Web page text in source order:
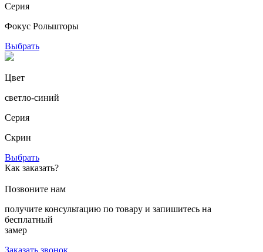
Серия
Фокус Рольшторы
Выбрать
Цвет
светло-синий
Серия
Скрин
Выбрать
Как заказать?
Позвоните нам
получите консультацию по товару и запишитесь на
бесплатный
замер
Заказать звонок